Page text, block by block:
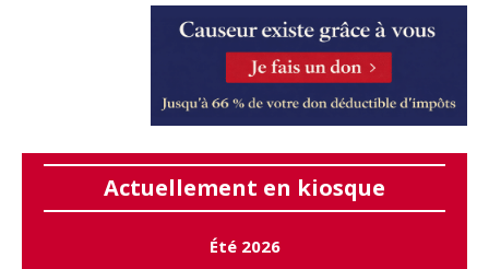
Actuellement en kiosque
Été 2026